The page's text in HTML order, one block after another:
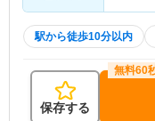
駅から徒歩10分以内
保存する